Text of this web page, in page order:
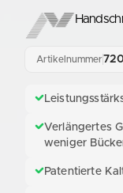
Artikelnummer
Verlängertes
weniger
Patentierte